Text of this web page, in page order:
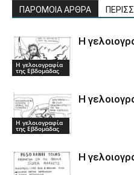
ΠΑΡΟΜΟΙΑ ΑΡΘΡΑ
Η γελοιογραφία
της Εβδομάδας
Η
Η γελοιογραφία
της Εβδομάδας
Η
Η